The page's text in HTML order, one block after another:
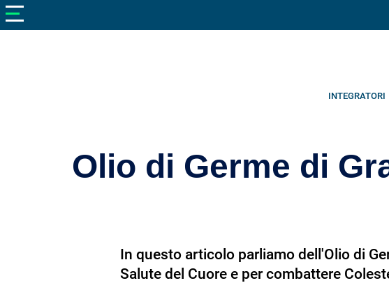
INTEGRATORI
Olio di Germe di
In questo articolo parliamo dell'Olio di
Salute del Cuore e per combattere
V netonutrizione
Dimagrire